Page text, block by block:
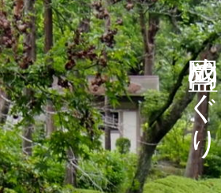
盛岡めぐり